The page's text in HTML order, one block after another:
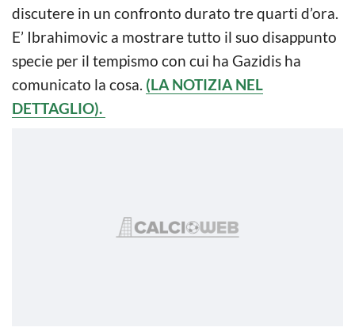
discutere in un confronto durato tre quarti d’ora.
E’ Ibrahimovic a mostrare tutto il suo disappunto
specie per il tempismo con cui ha Gazidis ha
comunicato la cosa. (LA NOTIZIA NEL
DETTAGLIO).